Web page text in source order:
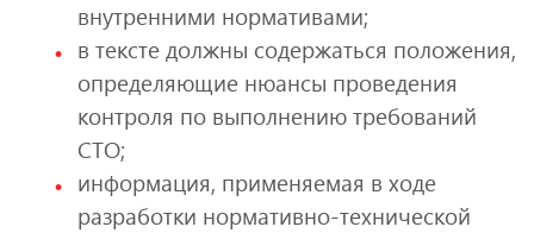
внутренними нормативами;
в тексте должны содержаться положения,
определяющие нюансы проведения
контроля по выполнению требований
СТО;
информация, применяемая в ходе
разработки нормативно-технической